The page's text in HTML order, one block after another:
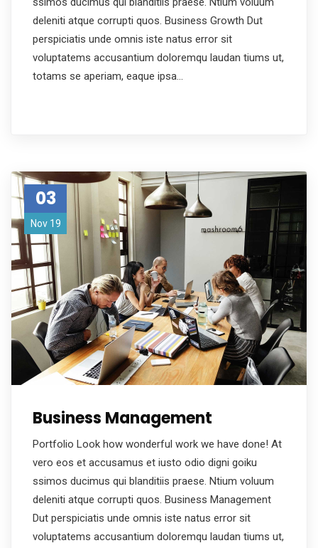
deleniti atque corrupti quos. Business Growth Dut
perspiciatis unde omnis iste natus error sit
voluptatems accusantium doloremqu laudan tiums ut,
totams se aperiam, eaque ipsa…
03
Nov 19
Business Management
Portfolio Look how wonderful work we have done! At
vero eos et accusamus et iusto odio digni goiku
ssimos ducimus qui blanditiis praese. Ntium voluum
deleniti atque corrupti quos. Business Management
Dut perspiciatis unde omnis iste natus error sit
voluptatems accusantium doloremqu laudan tiums ut,